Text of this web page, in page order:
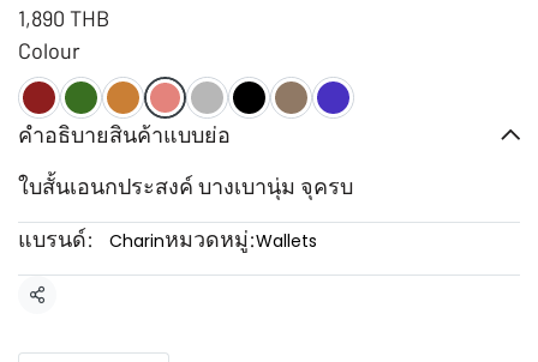
1,890 THB
Colour
คำอธิบายสินค้าแบบย่อ
ใบสั้นเอนกประสงค์ บางเบานุ่ม จุครบ
แบรนด์:
Charinหมวดหมู่:Wallets
แชร์